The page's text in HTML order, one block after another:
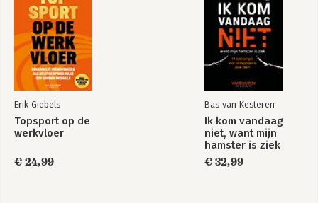
Erik Giebels
Topsport op de
werkvloer
€ 24,99
Bas van Kesteren
Ik kom vandaag
niet, want mijn
hamster is ziek
€ 32,99